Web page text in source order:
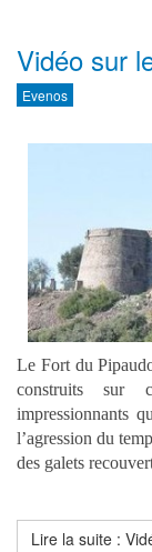
Vidéo sur
Evenos
Le Fort du
construits sur
impressionnants
l’agression du
des galets
Lire la suite :